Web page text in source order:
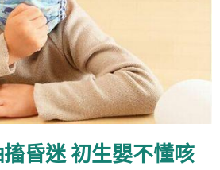
昏迷 初生嬰不懂咳